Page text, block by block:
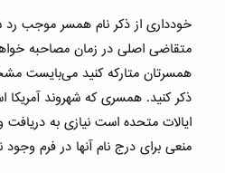
خودداری از ذکر نام همسر موجب
متقاضی اصلی در زمان مصاحبه
همسرتان متارکه کنید می‌بایست
ذکر کنید. همسری که شهروند آمریکا
ایالات متحده است نیازی به دریافت
منعی برای درج نام آنها در فرم وجود